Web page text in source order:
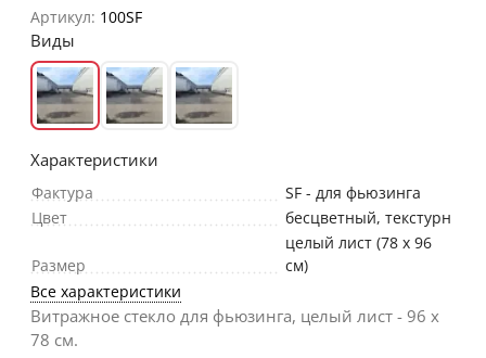
Артикул: 100SF
Виды
Характеристики
Фактура
SF - для фьюзинга
Цвет
бесцветный, текстурн
Размер
целый лист (78 х 96
см)
Все характеристики
Витражное стекло для фьюзинга, целый лист - 96 х
78 см.